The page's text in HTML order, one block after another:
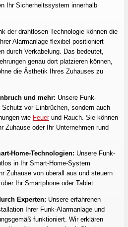
Ihr Sicherheitssystem innerhalb
der drahtlosen Technologie können die
Alarmanlage flexibel positioniert
durch Verkabelung. Das bedeutet,
genau dort platzieren können,
die Ästhetik Ihres Zuhauses zu
und mehr: Unsere Funk-
vor Einbrüchen, sondern auch
wie Feuerund Rauch. Sie können
Zuhause oder Ihr Unternehmen rund
Home-Technologien: Unsere Funk-
in Ihr Smart-Home-System
Zuhause von überall aus und steuern
Ihr Smartphone oder Tablet.
Experten: Unsere erfahrenen
Ihrer Funk-Alarmanlage und
funktioniert. Wir erklären